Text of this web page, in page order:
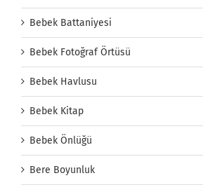
Bebek Battaniyesi
Bebek Fotoğraf Örtüsü
Bebek Havlusu
Bebek Kitap
Bebek Önlüğü
Bere Boyunluk